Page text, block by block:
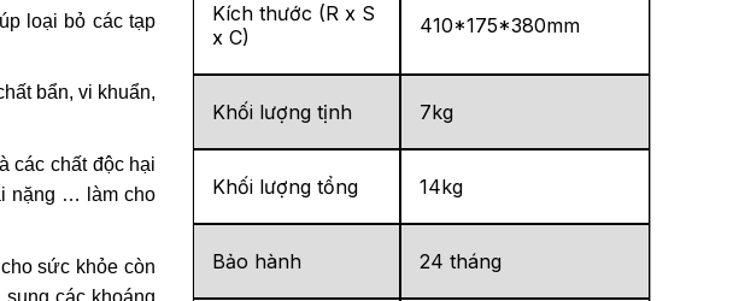
loại bỏ các tạp
bẩn, vi khuẩn,
các chất độc hại
nặng … làm cho
sức khỏe còn
các khoáng
Kích thước (R x S
x C)
410*175*380mm
Khối lượng tịnh 7kg
Khối lượng tổng 14kg
Bảo hành 24 tháng